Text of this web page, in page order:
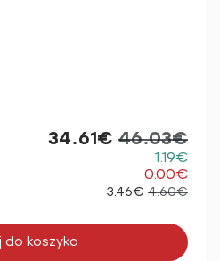
34.61€ 46.03€
1.19€
0.00€
3.46€ 4.60€
do koszyka